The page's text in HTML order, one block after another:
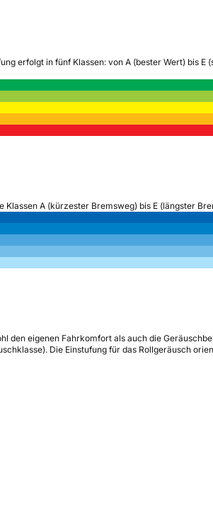
erfolgt in fünf Klassen: von A (bester Wert) bis
Klassen A (kürzester Bremsweg) bis E (längster
den eigenen Fahrkomfort als auch die
Die Einstufung für das Rollgeräusch